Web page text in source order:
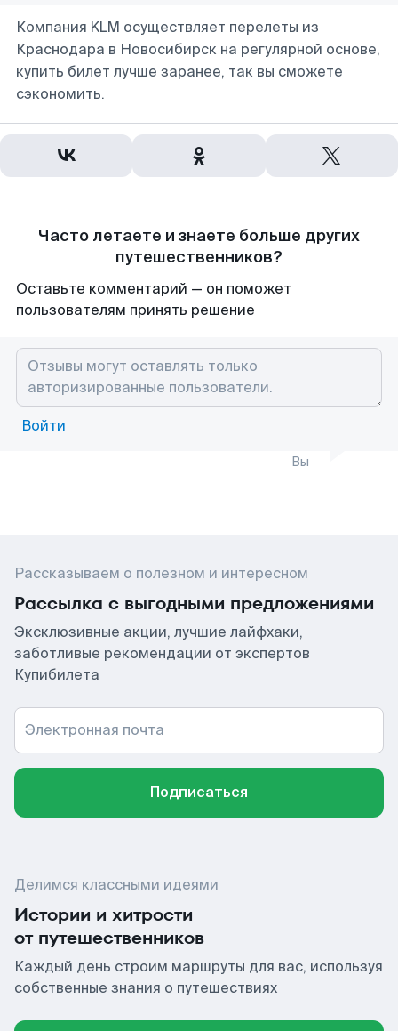
Компания KLM осуществляет перелеты из
Краснодара в Новосибирск на регулярной основе,
купить билет лучше заранее, так вы сможете
сэкономить.
Часто летаете и знаете больше других
путешественников?
Оставьте комментарий — он поможет
пользователям принять решение
Войти
Вы
Рассказываем о полезном и интересном
Рассылка с выгодными предложениями
Эксклюзивные акции, лучшие лайфхаки,
заботливые рекомендации от экспертов
Купибилета
Электронная почта
Подписаться
Делимся классными идеями
Истории и хитрости
от путешественников
Каждый день строим маршруты для вас, используя
собственные знания о путешествиях